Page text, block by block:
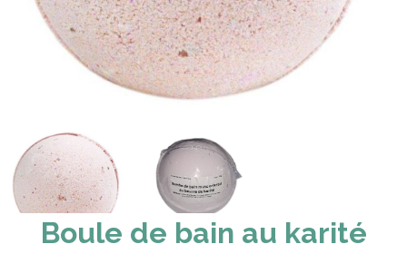
Boule de bain au karité